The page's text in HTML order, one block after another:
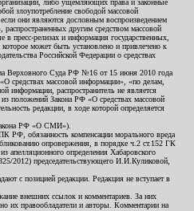
либо ущемляющих права и законные
злоупотребление свободой массовой
они являются дословным воспроизведением
другим средством массовой
пресс-релизах и информация государственных,
может быть установлено и привлечено к
Российской Федерации о средствах
Верховного Суда РФ №16 от 15 июня 2010 года
средствах массовой информации», «по делам,
информации, распространитель не является
положений Закона РФ «О средствах массовой
редакции, в ходе которой определяется
РФ «О СМИ»).
РФ, обязанность компенсации морального вреда
опровержения, в порядке ч.2 ст.152 ГК
апелляционного определения Хабаровского
2012) председательствующего И.И.Куликовой,
с позицией редакции. Редакция не вступает в
внешних ссылок и комментариев. За них
их правообладатели и авторы. Комментарии на